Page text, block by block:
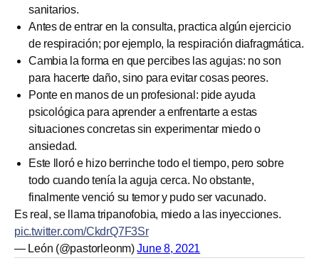
sanitarios.
Antes de entrar en la consulta, practica algún ejercicio
de respiración; por ejemplo, la respiración diafragmática.
Cambia la forma en que percibes las agujas: no son
para hacerte daño, sino para evitar cosas peores.
Ponte en manos de un profesional: pide ayuda
psicológica para aprender a enfrentarte a estas
situaciones concretas sin experimentar miedo o
ansiedad.
Este lloró e hizo berrinche todo el tiempo, pero sobre
todo cuando tenía la aguja cerca. No obstante,
finalmente venció su temor y pudo ser vacunado.
Es real, se llama tripanofobia, miedo a las inyecciones.
pic.twitter.com/CkdrQ7F3Sr
— León (@pastorleonm)June 8, 2021